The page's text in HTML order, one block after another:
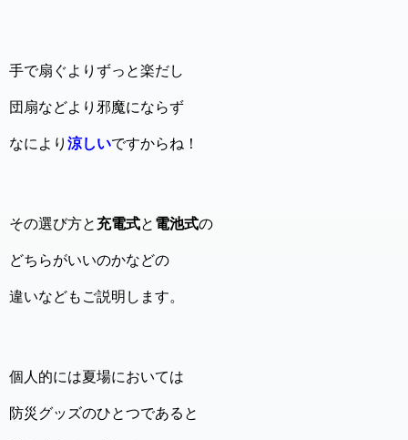
手で扇ぐよりずっと楽だし
団扇などより邪魔にならず
なにより 涼しいですからね！
その選び方と 充電式と 電池式の
どちらがいいのかなどの
違いなどもご説明します。
個人的には夏場においては
防災グッズのひとつであると